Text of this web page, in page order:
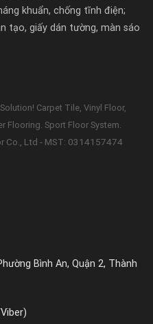
khuẩn, chống tĩnh điện;
tạo, giấy dán tường, màn sáo
Carpet Tile, Vinyl Floor,
Flooring. Sport Floor System.
Co., Ltd - MST: 0314157474
Bình An, Quận 2, Thành